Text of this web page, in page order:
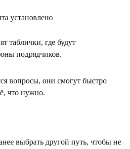
установлено
таблички, где будут
подрядчиков.
вопросы, они смогут быстро
что нужно.
выбрать другой путь, чтобы не